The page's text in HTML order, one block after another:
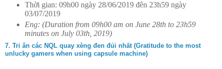
Thời gian: 09h00 ngày 28/06/2019 đên 23h59 ngày
03/07/2019
Eng: (Duration from 09h00 am on June 28th to 23h59
minutes on July 03th, 2019)
7. Tri ân các NQL quay xèng đen đủi nhất (Gratitude to the most
unlucky gamers when using capsule machine)